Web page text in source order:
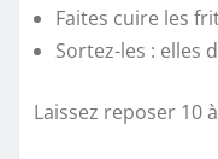
Faites cuire les
Sortez-les : elles
Laissez reposer 10